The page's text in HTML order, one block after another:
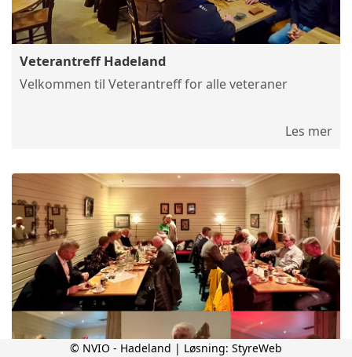
Veterantreff Hadeland
Velkommen til Veterantreff for alle veteraner
Les mer
© NVIO - Hadeland | Løsning: StyreWeb